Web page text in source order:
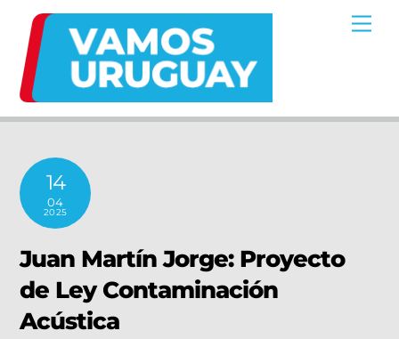
content
14
04
2025
Juan Martín Jorge: Proyecto
de Ley Contaminación
Acústica